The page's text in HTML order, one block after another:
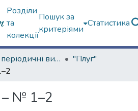
Розділи
та
колекції
Пошук за
критеріями
Статистика
Харківські періодичні видання
"Плуг"
– № 1–2